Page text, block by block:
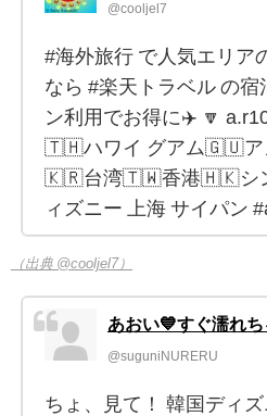
@cooljel7
#海外旅行 で人気エリア
なら #楽天トラベル の宿
ン利用でお得に✈️ 🔽
🇹🇭ハワイ グアム🇬🇺ア
🇰🇷台湾🇹🇼香港🇭🇰シ
ィズニー 上海 サイパン
（出典 @cooljel7）
あおい💙すぐ濡れち
@suguniNURERU
ちょ、見て！ 韓国ディ